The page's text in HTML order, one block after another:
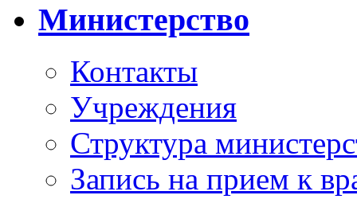
Министерство
Контакты
Учреждения
Структура
Запись на прием к